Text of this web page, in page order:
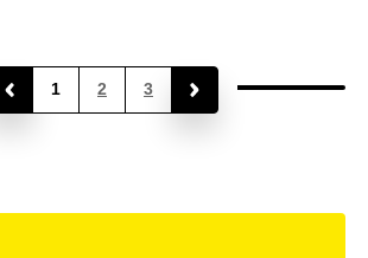
1 2 3